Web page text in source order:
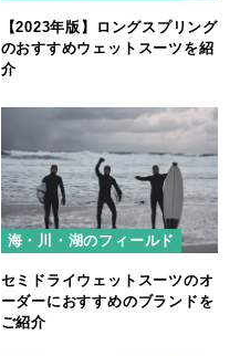
【2023年版】ロングスプリング
のおすすめウェットスーツを紹
介
海・川・湖のフィールド
セミドライウェットスーツのオ
ーダーにおすすめのブランドを
ご紹介